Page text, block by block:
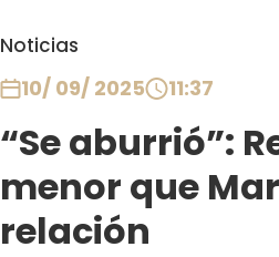
Noticias
10/ 09/ 2025 11:37
“Se aburrió”:
menor que
relación